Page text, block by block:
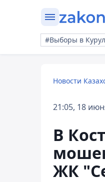
#Выборы в
Новости
21:05, 18
В
ЖК